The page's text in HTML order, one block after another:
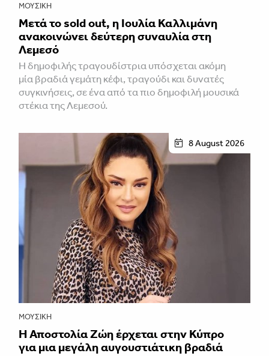
ΜΟΥΣΙΚΉ
Μετά το sold out, η Ιουλία Καλλιμάνη
ανακοινώνει δεύτερη συναυλία στη
Λεμεσό
H δημοφιλής τραγουδίστρια υπόσχεται ακόμη
μία βραδιά γεμάτη κέφι, τραγούδι και δυνατές
συγκινήσεις, σε ένα από τα πιο δημοφιλή μουσικά
στέκια της Λεμεσού.
8 August 2026
ΜΟΥΣΙΚΉ
Η Αποστολία Ζώη έρχεται στην Κύπρο
για μια μεγάλη αυγουστιάτικη βραδιά